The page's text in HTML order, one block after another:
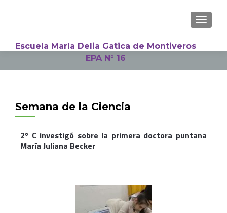
Escuela María Delia Gatica de Montiveros
EPA N° 16
Semana de la Ciencia
2º C investigó sobre la primera doctora puntana
María Juliana Becker